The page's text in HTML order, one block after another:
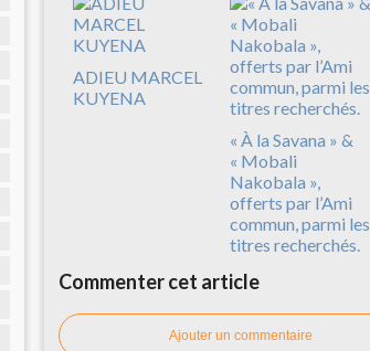
ADIEU MARCEL
KUYENA
« À la Savana » &
« Mobali
Nakobala »,
offerts par l’Ami
commun, parmi les
titres recherchés.
Commenter cet article
Ajouter un commentaire